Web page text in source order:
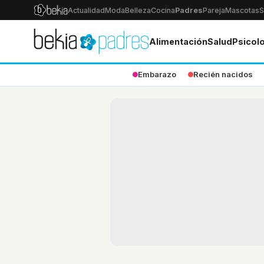
ActualidadModaBellezaCocinaPadresParejaMascotas
AlimentaciónSalud
Embarazo Recién nacidos